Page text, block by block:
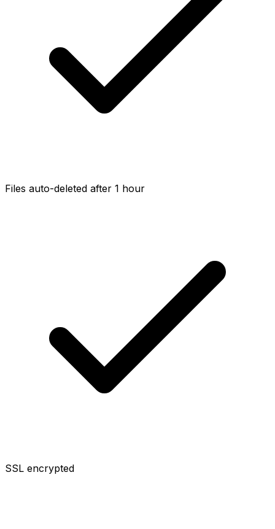
Files auto-deleted after 1 hour
SSL encrypted